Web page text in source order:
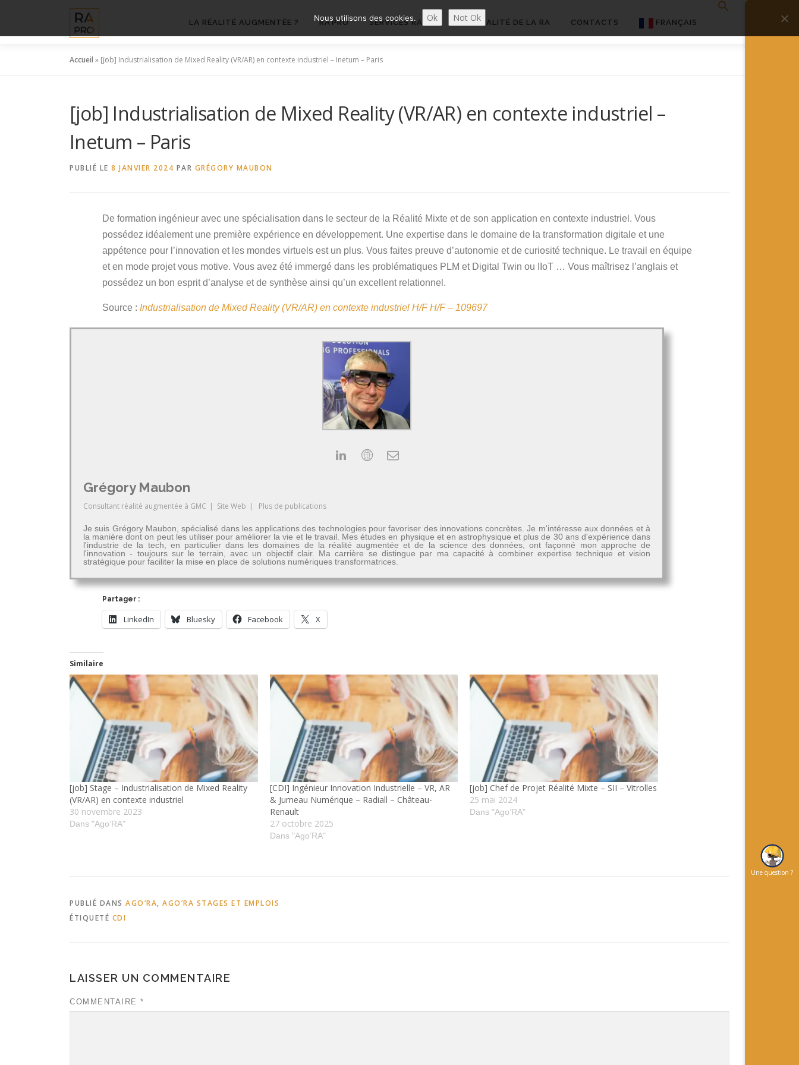
contenu
LA RÉALITÉ AUGMENTÉE ? RA’PRO SERVICES RA’PRO ACTUALITÉ DE LA RA CONTACTS FRANÇAIS
Accueil » [job] Industrialisation de Mixed Reality (VR/AR) en contexte industriel – Inetum – Paris
[job] Industrialisation de Mixed Reality (VR/AR) en contexte industriel –
Inetum – Paris
PUBLIÉ LE 8 JANVIER 2024 PAR GRÉGORY MAUBON
De formation ingénieur avec une spécialisation dans le secteur de la Réalité Mixte et de son application en contexte industriel. Vous
possédez idéalement une première expérience en développement. Une expertise dans le domaine de la transformation digitale et une
appétence pour l’innovation et les mondes virtuels est un plus. Vous faites preuve d’autonomie et de curiosité technique. Le travail en équipe
et en mode projet vous motive. Vous avez été immergé dans les problématiques PLM et Digital Twin ou IIoT … Vous maîtrisez l’anglais et
possédez un bon esprit d’analyse et de synthèse ainsi qu’un excellent relationnel.
Source : Industrialisation de Mixed Reality (VR/AR) en contexte industriel H/F H/F – 109697
Grégory Maubon
Consultant réalité augmentée à GMC | Site Web | Plus de publications
Je suis Grégory Maubon, spécialisé dans les applications des technologies pour favoriser des innovations concrètes. Je m'intéresse aux données et à
la manière dont on peut les utiliser pour améliorer la vie et le travail. Mes études en physique et en astrophysique et plus de 30 ans d'expérience dans
l'industrie de la tech, en particulier dans les domaines de la réalité augmentée et de la science des données, ont façonné mon approche de
l'innovation - toujours sur le terrain, avec un objectif clair. Ma carrière se distingue par ma capacité à combiner expertise technique et vision
stratégique pour faciliter la mise en place de solutions numériques transformatrices.
Partager :
LinkedIn Bluesky Facebook X
Similaire
[job] Stage – Industrialisation de Mixed Reality
(VR/AR) en contexte industriel
30 novembre 2023
Dans "Ago’RA"
[CDI] Ingénieur Innovation Industrielle – VR, AR
& Jumeau Numérique – Radiall – Château-
Renault
27 octobre 2025
Dans "Ago’RA"
[job] Chef de Projet Réalité Mixte – SII – Vitrolles
25 mai 2024
Dans "Ago’RA"
PUBLIÉ DANS AGO’RA, AGO’RA STAGES ET EMPLOIS
ÉTIQUETÉ CDI
LAISSER UN COMMENTAIRE
COMMENTAIRE *
Une question ?
Nous utilisons des cookies. Ok Not Ok